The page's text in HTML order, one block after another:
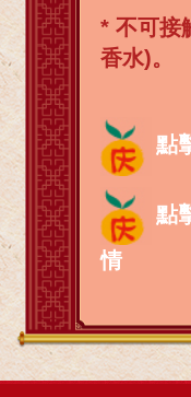
* 不可接
香水)。
點
點
情